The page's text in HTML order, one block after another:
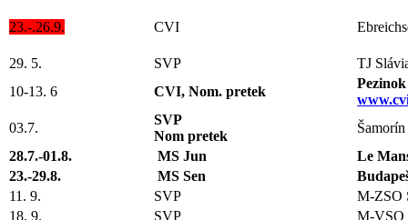
23.-.26.9. CVI
29. 5. SVP
TJ
10-13. 6
CVI, Nom. pretek
03.7.
SVP
Nom pretek
Šamorín
28.7.-01.8.
MS Jun
Le
23.-29.8.
MS Sen
11. 9.
SVP
M-ZSO
18. 9.
SVP
M-VSO